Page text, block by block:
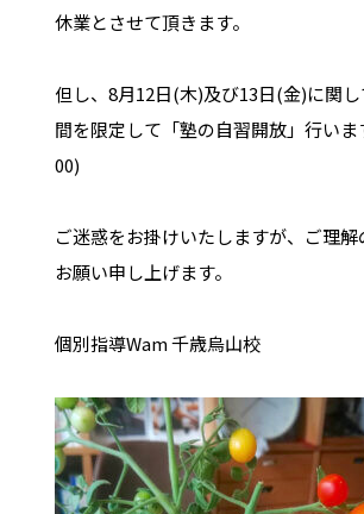
休業とさせて頂きます。
但し、8月12日(木)及び13日(金)に関
間を限定して「塾の自習開放」行いま
00)
ご迷惑をお掛けいたしますが、ご理解
お願い申し上げます。
個別指導Wam 千歳烏山校